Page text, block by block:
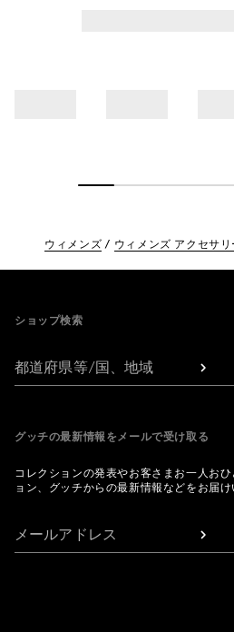
ウィメンズ ウィメンズ アクセサリ
ショップ検索
都道府県等/国、地域
グッチの最新情報をメールで受け取る
コレクションの発表やお客さまお一人お
ョン、グッチからの最新情報などをお届け
メールアドレス